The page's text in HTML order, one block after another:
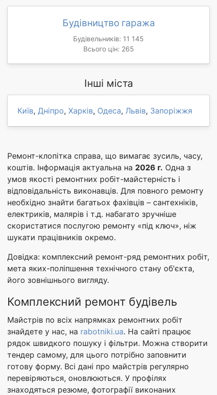
Будівництво гаража
Будівельників: 11 145
Всього цін: 265
Інші міста
Київ, Дніпро, Харків, Одеса, Львів, Запоріжжя
Ремонт-клопітка справа, що вимагає зусиль, часу,
коштів. Інформація актуальна на 2026 г. Одна з
умов якості ремонтних робіт-майстерність і
відповідальність виконавців. Для повного ремонту
необхідно знайти багатьох фахівців – сантехніків,
електриків, малярів і т.д. набагато зручніше
скористатися послугою ремонту «під ключ», ніж
шукати працівників окремо.
Довідка: комплексний ремонт-ряд ремонтних робіт,
мета яких-поліпшення технічного стану об'єкта,
його зовнішнього вигляду.
Комплексний ремонт будівель
Майстрів по всіх напрямках ремонтних робіт
знайдете у нас, на rabotniki.ua. На сайті працює
рядок швидкого пошуку і фільтри. Можна створити
тендер самому, для цього потрібно заповнити
готову форму. Всі дані про майстрів регулярно
перевіряються, оновлюються. У профілях
знаходяться резюме, фотографії виконаних